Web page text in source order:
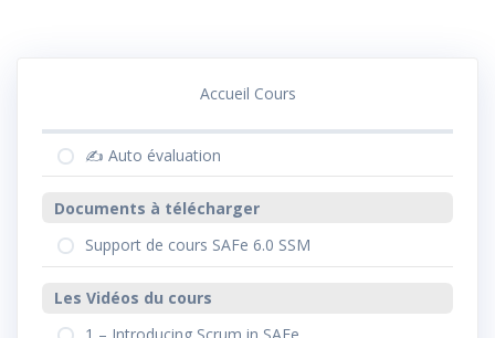
Accueil Cours
✍️ Auto évaluation
Documents à télécharger
Support de cours SAFe 6.0 SSM
Les Vidéos du cours